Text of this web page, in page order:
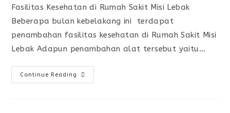
Fasilitas Kesehatan di Rumah Sakit Misi Lebak
Beberapa bulan kebelakang ini terdapat
penambahan fasilitas kesehatan di Rumah Sakit Misi
Lebak Adapun penambahan alat tersebut yaitu…
Continue Reading